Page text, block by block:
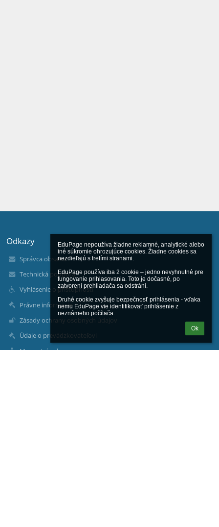
EduPage nepoužíva žiadne reklamné, analytické alebo
iné súkromie ohrozujúce cookies. Žiadne cookies sa
nezdieľajú s tretími stranami.
EduPage používa iba 2 cookie – jedno nevyhnutné pre
fungovanie prihlasovania. Toto je dočasné, po
zatvorení prehliadača sa odstráni.
Druhé cookie zvyšuje bezpečnosť prihlásenia - vďaka
nemu EduPage vie identifikovať prihlásenie z
neznámeho počítača.
Ok
Odkazy
Správca obsahu
Technická podpora
Vyhlásenie o prístupnosti
Právne informácie
Zásady ochrany osobných údajov
Údaje o prevádzkovateľovi
Mapa stránok